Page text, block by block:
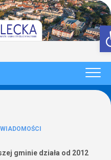
WIADOMOŚCI
gminie działa od 2012